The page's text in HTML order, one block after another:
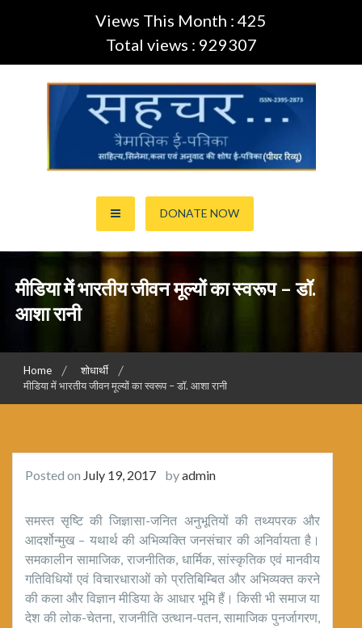
Views This Month : 425
Total views : 929307
सहचर ई-पत्रिका… (ISSN:2395-
2873)
DONATE NOW
मीडिया में भारतीय जीवन मूल्यों का स्वरूप – डॉ.
आशा रानी
Home
शोधार्थी
मीडिया में भारतीय जीवन मूल्यों का स्वरूप – डॉ. आशा रानी
Posted on July 19, 2017 byadmin
समस्त सृष्टि की जिज्ञासा-जनित अनुभूतियों की तथ्यपरक और
आदर्शोन्मुख – यथार्थ की अभिव्यक्ति जनसंचार की अनिर्वायता है।
समकालीन सामाजिक, राजनीतिक, धार्मिक, सांस्कृतिक एवं मानवीय
गतिविधियों एवं विचारधाराओं को प्रतिबिम्बित और अभिव्यक्त करने
की कला और विज्ञान मीडिया के आधार भूमि हैं। किसी भी समाज या
देश की लोक-चेतना, राजनीति उत्थान-पतन, सामाजिक पुनर्जागरण,